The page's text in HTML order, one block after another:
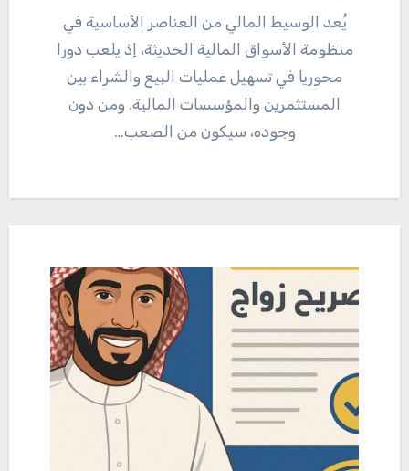
يُعد الوسيط المالي من العناصر الأساسية في
منظومة الأسواق المالية الحديثة، إذ يلعب دورا
محوريا في تسهيل عمليات البيع والشراء بين
المستثمرين والمؤسسات المالية. ومن دون
وجوده، سيكون من الصعب…